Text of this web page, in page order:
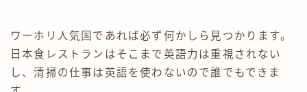
ワーホリ人気国であれば必ず何かしら見つかります。
日本食レストランはそこまで英語力は重視されない
し、清掃の仕事は英語を使わないので誰でもできま